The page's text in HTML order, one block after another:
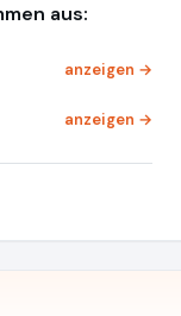
aus:
anzeigen →
anzeigen →